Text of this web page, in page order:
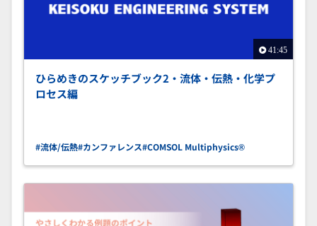
41:45
ひらめきのスケッチブック2・流体・伝熱・化学プ
ロセス編
#流体/伝熱#カンファレンス#COMSOL Multiphysics®